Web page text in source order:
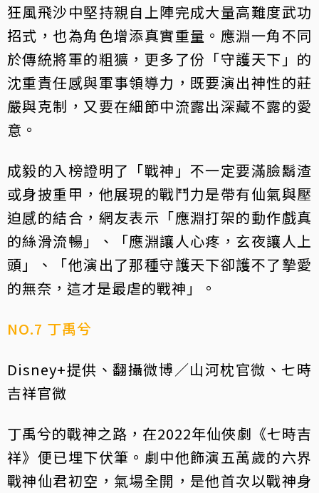
狂風飛沙中堅持親自上陣完成大量高難度武功
招式，也為角色增添真實重量。應淵一角不同
於傳統將軍的粗獷，更多了份「守護天下」的
沈重責任感與軍事領導力，既要演出神性的莊
嚴與克制，又要在細節中流露出深藏不露的愛
意。
成毅的入榜證明了「戰神」不一定要滿臉鬍渣
或身披重甲，他展現的戰鬥力是帶有仙氣與壓
迫感的結合，網友表示「應淵打架的動作戲真
的絲滑流暢」、「應淵讓人心疼，玄夜讓人上
頭」、「他演出了那種守護天下卻護不了摯愛
的無奈，這才是最虐的戰神」。
NO.7 丁禹兮
Disney+提供、翻攝微博／山河枕官微、七時
吉祥官微
丁禹兮的戰神之路，在2022年仙俠劇《七時吉
祥》便已埋下伏筆。劇中他飾演五萬歲的六界
戰神仙君初空，氣場全開，是他首次以戰神身